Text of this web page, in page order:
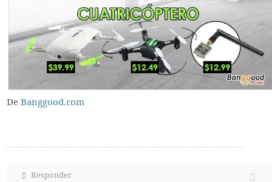
De Banggood.com
Responder